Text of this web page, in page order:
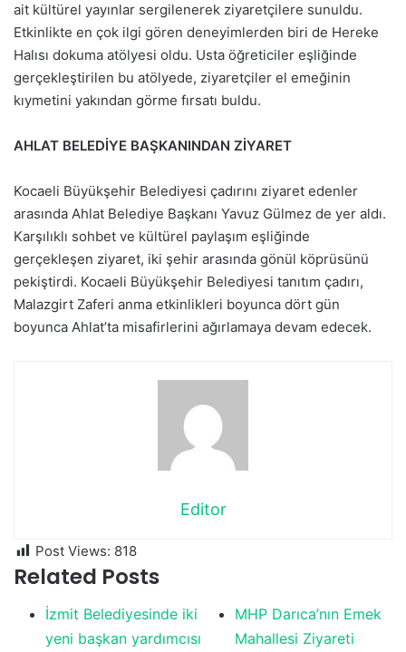
ait kültürel yayınlar sergilenerek ziyaretçilere sunuldu.
Etkinlikte en çok ilgi gören deneyimlerden biri de Hereke
Halısı dokuma atölyesi oldu. Usta öğreticiler eşliğinde
gerçekleştirilen bu atölyede, ziyaretçiler el emeğinin
kıymetini yakından görme fırsatı buldu.
AHLAT BELEDİYE BAŞKANINDAN ZİYARET
Kocaeli Büyükşehir Belediyesi çadırını ziyaret edenler
arasında Ahlat Belediye Başkanı Yavuz Gülmez de yer aldı.
Karşılıklı sohbet ve kültürel paylaşım eşliğinde
gerçekleşen ziyaret, iki şehir arasında gönül köprüsünü
pekiştirdi. Kocaeli Büyükşehir Belediyesi tanıtım çadırı,
Malazgirt Zaferi anma etkinlikleri boyunca dört gün
boyunca Ahlat’ta misafirlerini ağırlamaya devam edecek.
Editor
Post Views: 818
Related Posts
İzmit Belediyesinde iki
yeni başkan yardımcısı
MHP Darıca’nın Emek
Mahallesi Ziyareti